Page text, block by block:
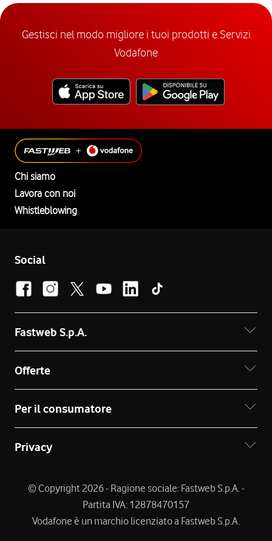
Gestisci nel modo migliore i tuoi prodotti e Servizi
Vodafone
Chi siamo
Lavora con noi
Whistleblowing
Social
Fastweb S.p.A.
Offerte
Per il consumatore
Privacy
© Copyright 2026 - Ragione sociale: Fastweb S.p.A. -
Partita IVA: 12878470157
Vodafone è un marchio licenziato a Fastweb S.p.A.